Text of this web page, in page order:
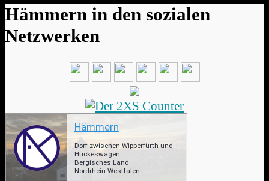
Hämmern in den sozialen
Netzwerken